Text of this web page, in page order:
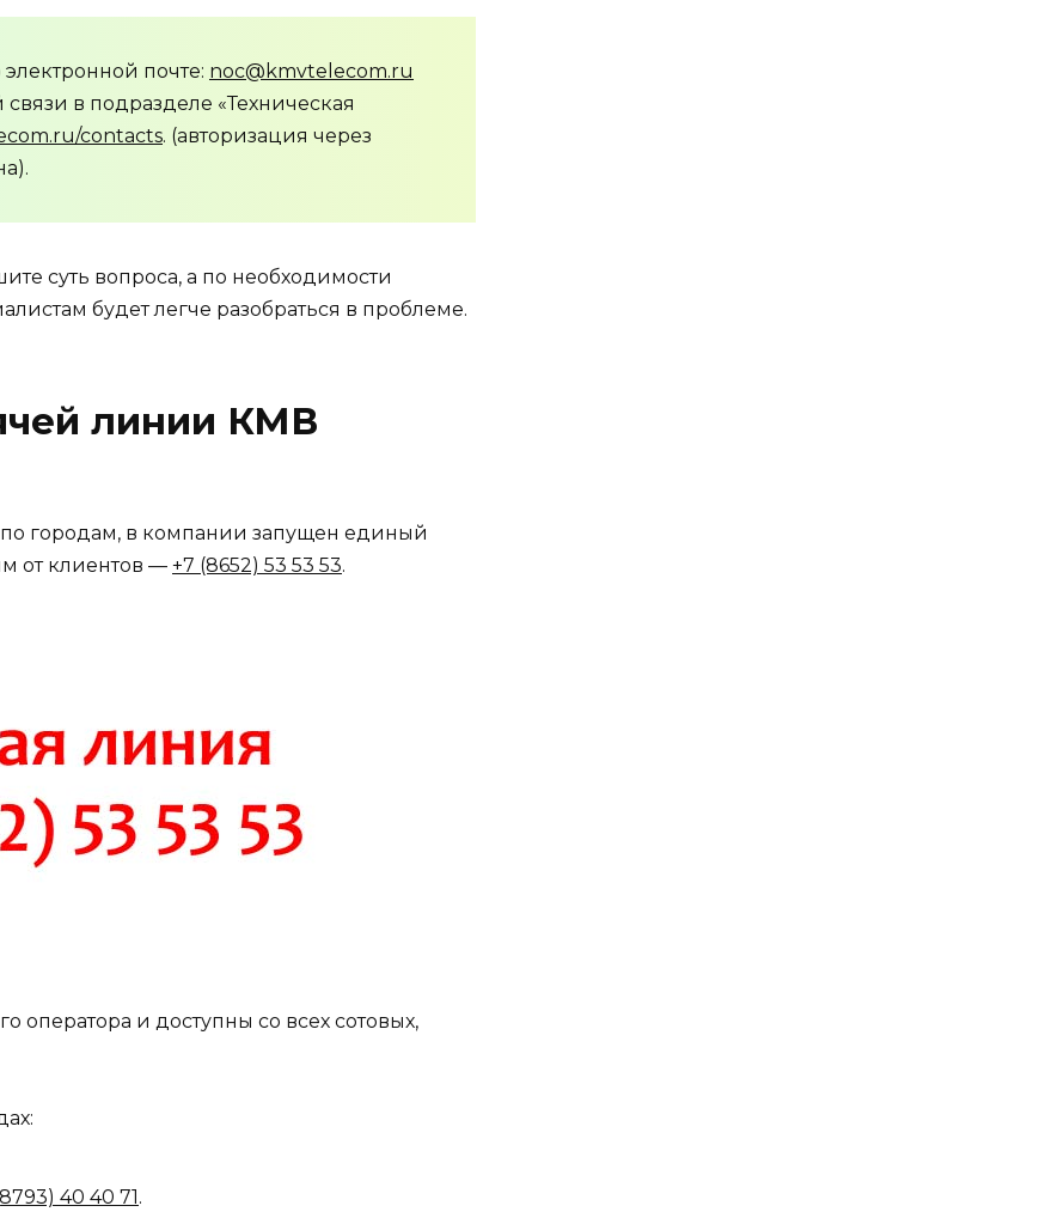
почте: noc@kmvtelecom.ru
в подразделе «Техническая
contacts. (авторизация через
суть вопроса, а по необходимости
будет легче разобраться в проблеме.
линии КМВ
городам, в компании запущен единый
от клиентов — +7 (8652) 53 53 53.
оператора и доступны со всех сотовых,
40 40 71.